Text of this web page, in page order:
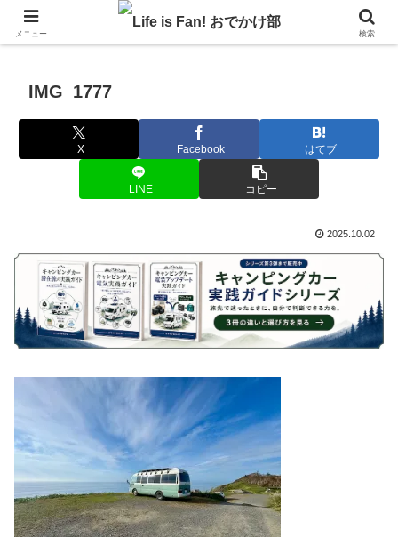
自作キャンピングカーで1年の3分の1を北海道でのんびりバンライフ♪
IMG_1777
X Facebook はてブ
LINE コピー
2025.10.02
メニュー 検索